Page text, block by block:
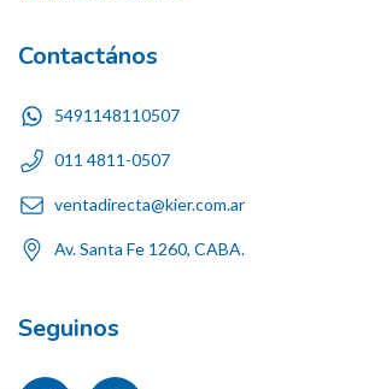
Contactános
5491148110507
011 4811-0507
ventadirecta@kier.com.ar
Av. Santa Fe 1260, CABA.
Seguinos